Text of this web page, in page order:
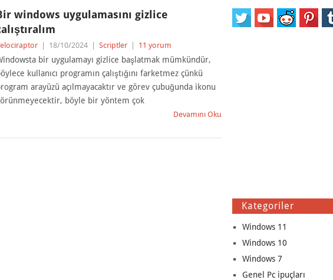
windows uygulamasını gizlice
18/10/2024 Scriptler 11 yorum
bir uygulamayı gizlice başlatmak mümkündür,
kullanıcı programın çalıştığını farketmez çünkü
arayüzü açılmayacaktır ve görev çubuğunda ikonu
böyle bir yöntem çok
Devamını Oku
Kategoriler
Windows 11
Windows 10
Windows 7
Genel Pc ipuçları